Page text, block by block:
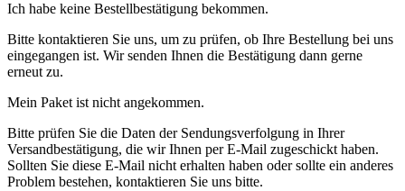
Ich habe keine Bestellbestätigung bekommen.
Bitte kontaktieren Sie uns, um zu prüfen, ob Ihre Bestellung bei uns
eingegangen ist. Wir senden Ihnen die Bestätigung dann gerne
erneut zu.
Mein Paket ist nicht angekommen.
Bitte prüfen Sie die Daten der Sendungsverfolgung in Ihrer
Versandbestätigung, die wir Ihnen per E-Mail zugeschickt haben.
Sollten Sie diese E-Mail nicht erhalten haben oder sollte ein anderes
Problem bestehen, kontaktieren Sie uns bitte.